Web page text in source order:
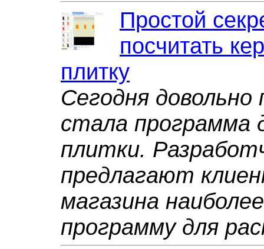
Простой
посчитать
плитку
Сегодня довольно
стала программа
плитки.
предлагают
магазина
программу для